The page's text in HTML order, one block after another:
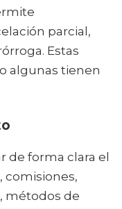
parcial,
Estas
algunas tienen
de forma clara el
comisiones,
métodos de